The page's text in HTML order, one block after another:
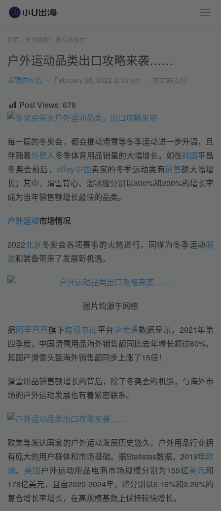
首页 支付收款 独立站支付
户外运动品类出口攻略来袭……
龙辕供应链 February 28, 2022 2:33 pm 独立站支付
Post Views: 678
每一届的冬奥会，都会推动滑雪等冬季运动进一步升温，且
伴随着外贸人冬季体育用品销量的大幅增长。如在韩国平昌
冬奥会前后，eBay中国卖家的冬季运动类商销售额大幅增
长；其中，滑雪背心、溜冰服分别以300%和200%的增长率
成为当年销售额增长最快的品类。
户外运动市场情况
2022北京冬奥会各项赛事的火热进行，同样为冬季运动服
装和装备带来了发展新机遇。
图片均源于网络
据阿里巴巴旗下跨境电商平台速卖通数据显示，2021年第
四季度，中国滑雪用品海外销售额同比去年增长超过60%，
其国产滑雪头盔海外销售额同步上涨了15倍！
滑雪用品销售额增长的背后，除了冬奥会的机遇，与海外市
场的户外运动发展也有着紧密联系。
欧美等发达国家的户外运动发展历史悠久，户外用品行业拥
有庞大的用户群体和市场基础。据Statistas数据，2019年欧
洲、 美国户外运动用品电商市场规模分别为155亿美元和
178亿美元，且自2020-2024年，将分别以6.16%和3.26%的
复合增长率增长，在高规模基数上保持较快增长。